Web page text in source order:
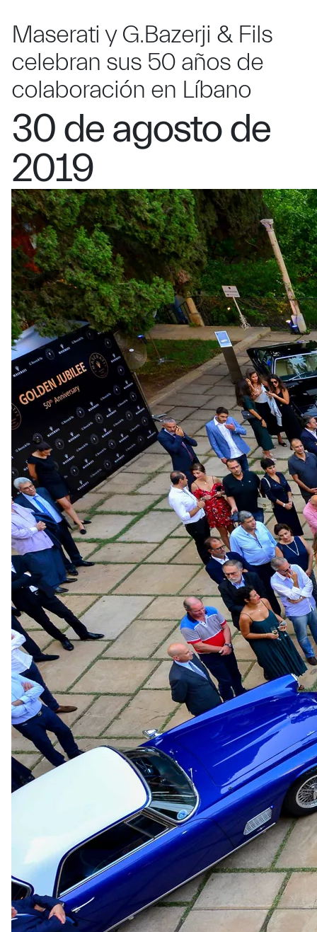
Maserati y G.Bazerji & Fils
celebran sus 50 años de
colaboración en Líbano
30 de agosto de
2019